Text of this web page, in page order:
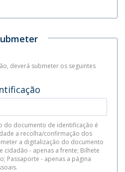
deverá submeter os seguintes
do documento de identificação é
a recolha/confirmação dos
a digitalização do documento
cidadão - apenas a frente; Bilhete